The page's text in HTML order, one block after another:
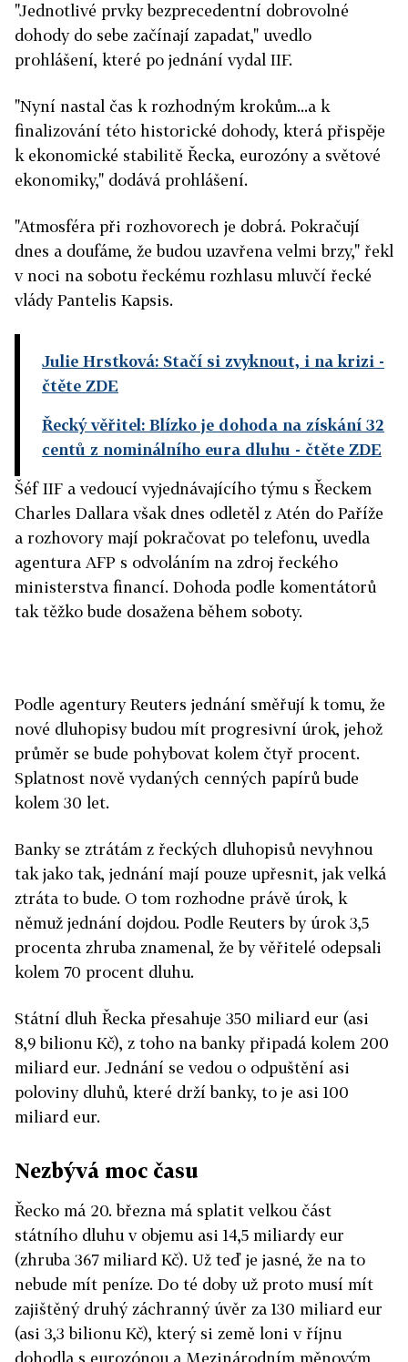
"Jednotlivé prvky bezprecedentní dobrovolné
dohody do sebe začínají zapadat," uvedlo
prohlášení, které po jednání vydal IIF.
"Nyní nastal čas k rozhodným krokům...a k
finalizování této historické dohody, která přispěje
k ekonomické stabilitě Řecka, eurozóny a světové
ekonomiky," dodává prohlášení.
"Atmosféra při rozhovorech je dobrá. Pokračují
dnes a doufáme, že budou uzavřena velmi brzy," řekl
v noci na sobotu řeckému rozhlasu mluvčí řecké
vlády Pantelis Kapsis.
Julie Hrstková: Stačí si zvyknout, i na krizi -
čtěte ZDE
Řecký věřitel: Blízko je dohoda na získání 32
centů z nominálního eura dluhu - čtěte ZDE
Šéf IIF a vedoucí vyjednávajícího týmu s Řeckem
Charles Dallara však dnes odletěl z Atén do Paříže
a rozhovory mají pokračovat po telefonu, uvedla
agentura AFP s odvoláním na zdroj řeckého
ministerstva financí. Dohoda podle komentátorů
tak těžko bude dosažena během soboty.
Podle agentury Reuters jednání směřují k tomu, že
nové dluhopisy budou mít progresivní úrok, jehož
průměr se bude pohybovat kolem čtyř procent.
Splatnost nově vydaných cenných papírů bude
kolem 30 let.
Banky se ztrátám z řeckých dluhopisů nevyhnou
tak jako tak, jednání mají pouze upřesnit, jak velká
ztráta to bude. O tom rozhodne právě úrok, k
němuž jednání dojdou. Podle Reuters by úrok 3,5
procenta zhruba znamenal, že by věřitelé odepsali
kolem 70 procent dluhu.
Státní dluh Řecka přesahuje 350 miliard eur (asi
8,9 bilionu Kč), z toho na banky připadá kolem 200
miliard eur. Jednání se vedou o odpuštění asi
poloviny dluhů, které drží banky, to je asi 100
miliard eur.
Nezbývá moc času
Řecko má 20. března má splatit velkou část
státního dluhu v objemu asi 14,5 miliardy eur
(zhruba 367 miliard Kč). Už teď je jasné, že na to
nebude mít peníze. Do té doby už proto musí mít
zajištěný druhý záchranný úvěr za 130 miliard eur
(asi 3,3 bilionu Kč), který si země loni v říjnu
dohodla s eurozónou a Mezinárodním měnovým